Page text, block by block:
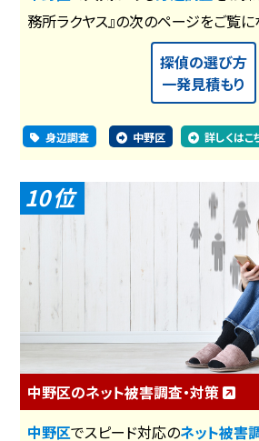
務所ラクヤス』の次のページをご覧に
探偵の選び方
一発見積もり
身辺調査 中野区 詳しくはこ
10
中野区のネット被害調査・対策
中野区でスピード対応のネット被害